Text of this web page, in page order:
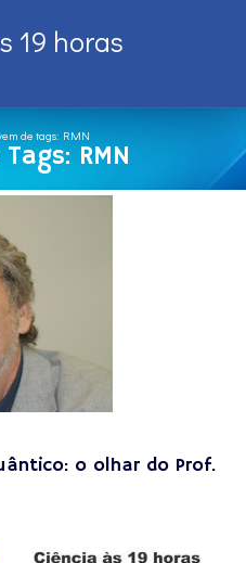
19 horas
de tags: RMN
RMN
o olhar do Prof.